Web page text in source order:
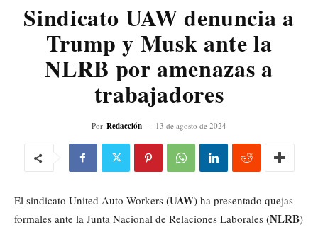
Sindicato UAW denuncia a
Trump y Musk ante la
NLRB por amenazas a
trabajadores
Por Redacción - 13 de agosto de 2024
El sindicato United Auto Workers (UAW) ha presentado quejas
formales ante la Junta Nacional de Relaciones Laborales (NLRB)